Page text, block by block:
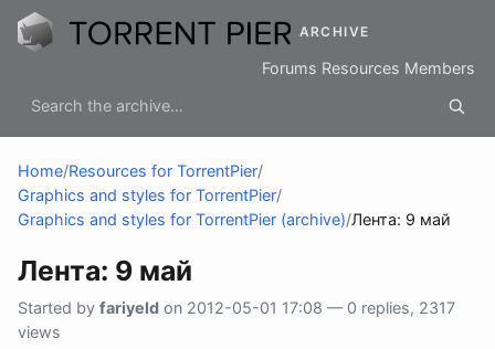
ARCHIVE
Forums Resources Members
Home/Resources for TorrentPier/
Graphics and styles for TorrentPier/
Graphics and styles for TorrentPier (archive)/Лента: 9 май
Лента: 9 май
Started by fariyeld on 2012-05-01 17:08 — 0 replies, 2317
views